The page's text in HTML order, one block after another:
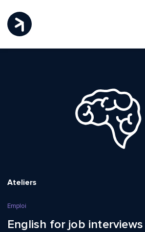
Ateliers
Emploi
English for job interviews